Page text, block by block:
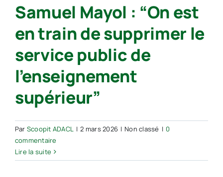
Samuel Mayol : “On est
en train de supprimer le
service public de
l’enseignement
supérieur”
Par Scoopit ADACL | 2 mars 2026 | Non classé | 0
commentaire
Lire la suite